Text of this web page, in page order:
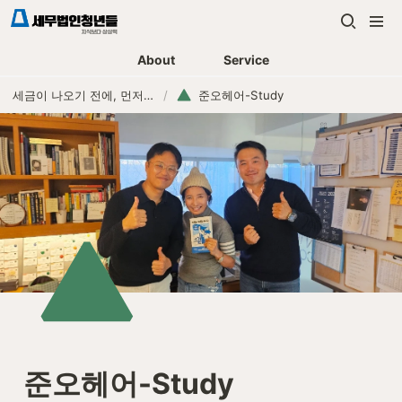
About Service
세금이 나오기 전에, 먼저 연락하는 세무법인 / 준오헤어-Study
준오헤어-Study